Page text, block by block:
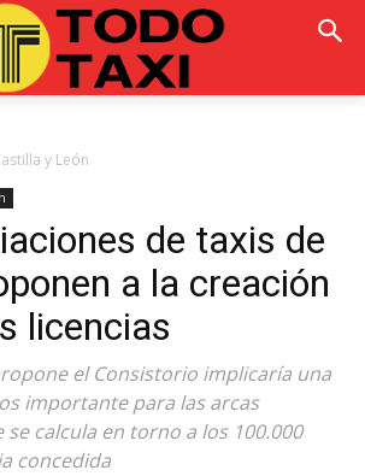
y León
de taxis de
a la creación
licencias
el Consistorio implicaría una
importante para las arcas
calcula en torno a los 100.000
concedida